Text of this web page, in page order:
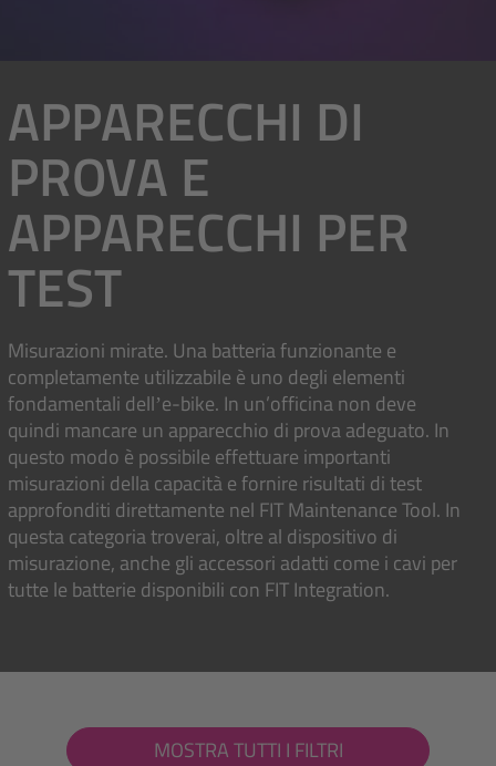
APPARECCHI DI
PROVA E
APPARECCHI PER
TEST
Misurazioni mirate. Una batteria funzionante e
completamente utilizzabile è uno degli elementi
fondamentali dellʼe-bike. In un’officina non deve
quindi mancare un apparecchio di prova adeguato. In
questo modo è possibile effettuare importanti
misurazioni della capacità e fornire risultati di test
approfonditi direttamente nel FIT Maintenance Tool. In
questa categoria troverai, oltre al dispositivo di
misurazione, anche gli accessori adatti come i cavi per
tutte le batterie disponibili con FIT Integration.
MOSTRA TUTTI I FILTRI